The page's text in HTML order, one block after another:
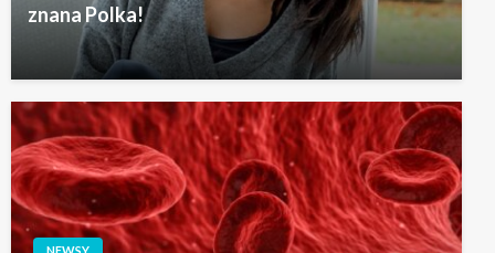
znana Polka!